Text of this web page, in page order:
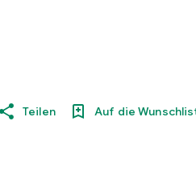
Teilen Auf die